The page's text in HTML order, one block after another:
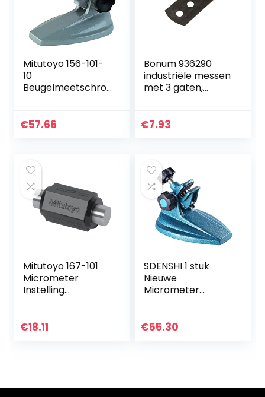
Mitutoyo 156-101-
10
Beugelmeetschro
mm
€57.66
Bonum 936290
industriële messen
met 3 gaten,
€7.93
Mitutoyo 167-101
Micrometer
Instelling
€18.11
SDENSHI 1 stuk
Nieuwe
Micrometer
Beugel
€55.30